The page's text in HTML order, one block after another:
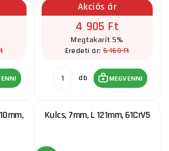
Akciós ár
4 905 Ft
Megtakarít 5%
Eredeti ár:5 160 Ft
db MEGVENNI
Kulcs, 7mm, L 121mm, 61CrV5